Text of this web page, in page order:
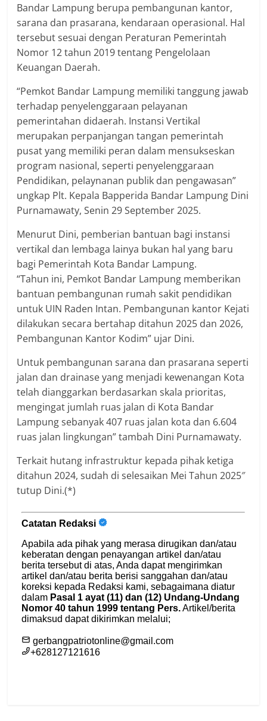
Bandar Lampung berupa pembangunan kantor,
sarana dan prasarana, kendaraan operasional. Hal
tersebut sesuai dengan Peraturan Pemerintah
Nomor 12 tahun 2019 tentang Pengelolaan
Keuangan Daerah.
“Pemkot Bandar Lampung memiliki tanggung jawab
terhadap penyelenggaraan pelayanan
pemerintahan didaerah. Instansi Vertikal
merupakan perpanjangan tangan pemerintah
pusat yang memiliki peran dalam mensukseskan
program nasional, seperti penyelenggaraan
Pendidikan, pelaynanan publik dan pengawasan”
ungkap Plt. Kepala Bapperida Bandar Lampung Dini
Purnamawaty, Senin 29 September 2025.
Menurut Dini, pemberian bantuan bagi instansi
vertikal dan lembaga lainya bukan hal yang baru
bagi Pemerintah Kota Bandar Lampung.
“Tahun ini, Pemkot Bandar Lampung memberikan
bantuan pembangunan rumah sakit pendidikan
untuk UIN Raden Intan. Pembangunan kantor Kejati
dilakukan secara bertahap ditahun 2025 dan 2026,
Pembangunan Kantor Kodim” ujar Dini.
Untuk pembangunan sarana dan prasarana seperti
jalan dan drainase yang menjadi kewenangan Kota
telah dianggarkan berdasarkan skala prioritas,
mengingat jumlah ruas jalan di Kota Bandar
Lampung sebanyak 407 ruas jalan kota dan 6.604
ruas jalan lingkungan” tambah Dini Purnamawaty.
Terkait hutang infrastruktur kepada pihak ketiga
ditahun 2024, sudah di selesaikan Mei Tahun 2025″
tutup Dini.(*)